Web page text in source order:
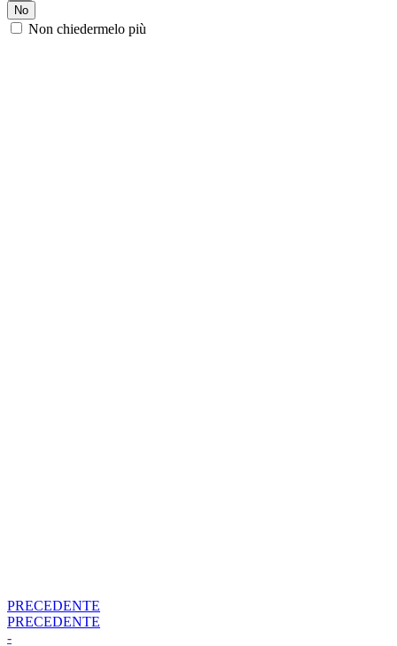
No
Non chiedermelo più
PRECEDENTE
PRECEDENTE
-